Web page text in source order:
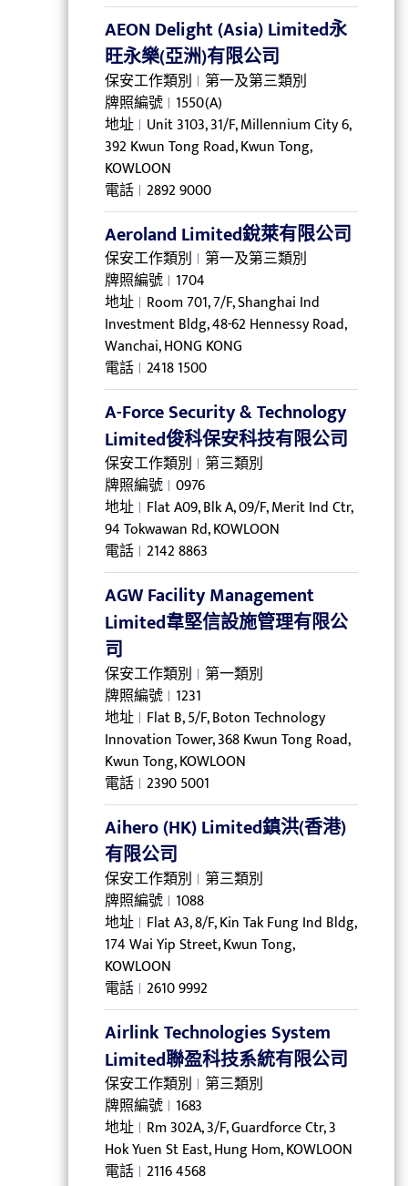
AEON Delight (Asia) Limited永
旺永樂(亞洲)有限公司
保安工作類別 第一及第三類別
牌照編號 1550(A)
地址 Unit 3103, 31/F, Millennium City 6,
392 Kwun Tong Road, Kwun Tong,
KOWLOON
電話 2892 9000
Aeroland Limited銳萊有限公司
保安工作類別 第一及第三類別
牌照編號 1704
地址 Room 701, 7/F, Shanghai Ind
Investment Bldg, 48-62 Hennessy Road,
Wanchai, HONG KONG
電話 2418 1500
A-Force Security & Technology
Limited俊科保安科技有限公司
保安工作類別 第三類別
牌照編號 0976
地址 Flat A09, Blk A, 09/F, Merit Ind Ctr,
94 Tokwawan Rd, KOWLOON
電話 2142 8863
AGW Facility Management
Limited韋堅信設施管理有限公
司
保安工作類別 第一類別
牌照編號 1231
地址 Flat B, 5/F, Boton Technology
Innovation Tower, 368 Kwun Tong Road,
Kwun Tong, KOWLOON
電話 2390 5001
Aihero (HK) Limited鎮洪(香港)
有限公司
保安工作類別 第三類別
牌照編號 1088
地址 Flat A3, 8/F, Kin Tak Fung Ind Bldg,
174 Wai Yip Street, Kwun Tong,
KOWLOON
電話 2610 9992
Airlink Technologies System
Limited聯盈科技系統有限公司
保安工作類別 第三類別
牌照編號 1683
地址 Rm 302A, 3/F, Guardforce Ctr, 3
Hok Yuen St East, Hung Hom, KOWLOON
電話 2116 4568